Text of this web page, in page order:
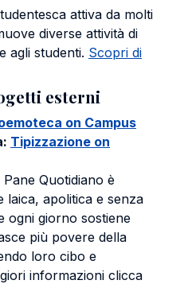
attiva da molti
diverse attività di
agli studenti. Scopri di
esterni
on Campus
Tipizzazione on
Pane Quotidiano è
laica, apolitica e senza
ogni giorno sostiene
più povere della
loro cibo e
informazioni clicca